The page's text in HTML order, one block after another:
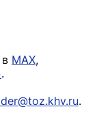
MAX,
.
.